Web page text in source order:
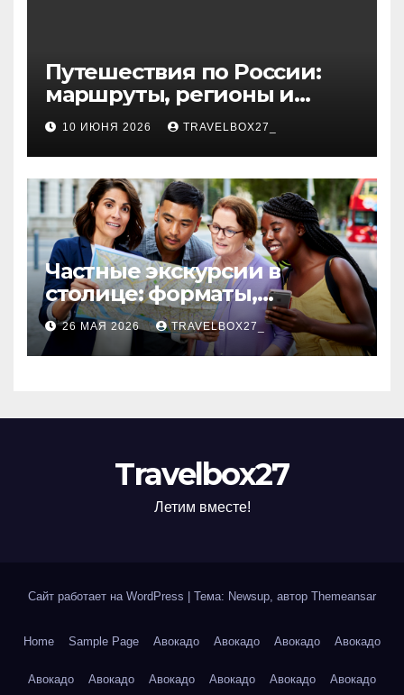
Путешествия по России:
маршруты, регионы и
особенности поездок
10 ИЮНЯ 2026 TRAVELBOX27_
Частные экскурсии в
столице: форматы,
маршруты и особенности
организации
26 МАЯ 2026 TRAVELBOX27_
Travelbox27
Летим вместе!
Сайт работает на WordPress Тема: Newsup, автор Themeansar
Home Sample Page Авокадо Авокадо Авокадо Авокадо
Авокадо Авокадо Авокадо Авокадо Авокадо Авокадо